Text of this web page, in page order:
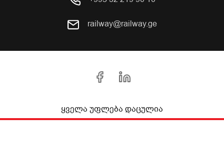
railway@railway.ge
ყველა უფლება დაცულია